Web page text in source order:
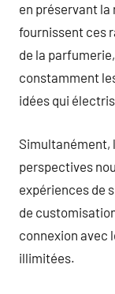
en préservant
fournissent ces
de la
constamment
idées qui
Simultanément,
perspectives
expériences de
de
connexion avec
illimitées.